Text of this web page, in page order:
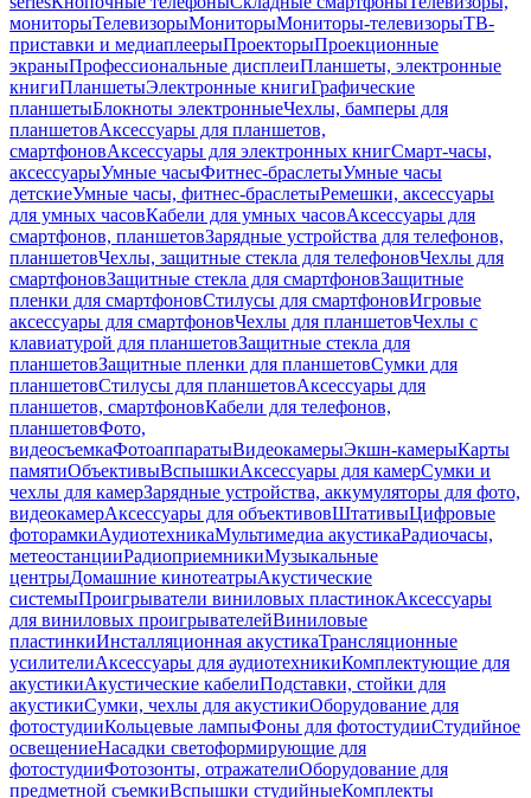
мониторыТелевизорыМониторыМониторы-телевизорыТВ-
приставки и медиаплеерыПроекторыПроекционные
экраныПрофессиональные дисплеиПланшеты, электронные
книгиПланшетыЭлектронные книгиГрафические
планшетыБлокноты электронныеЧехлы, бамперы для
планшетовАксессуары для планшетов,
смартфоновАксессуары для электронных книгСмарт-часы,
аксессуарыУмные часыФитнес-браслетыУмные часы
детскиеУмные часы, фитнес-браслетыРемешки, аксессуары
для умных часовКабели для умных часовАксессуары для
смартфонов, планшетовЗарядные устройства для телефонов,
планшетовЧехлы, защитные стекла для телефоновЧехлы для
смартфоновЗащитные стекла для смартфоновЗащитные
пленки для смартфоновСтилусы для смартфоновИгровые
аксессуары для смартфоновЧехлы для планшетовЧехлы с
клавиатурой для планшетовЗащитные стекла для
планшетовЗащитные пленки для планшетовСумки для
планшетовСтилусы для планшетовАксессуары для
планшетов, смартфоновКабели для телефонов,
планшетовФото,
видеосъемкаФотоаппаратыВидеокамерыЭкшн-камерыКарты
памятиОбъективыВспышкиАксессуары для камерСумки и
чехлы для камерЗарядные устройства, аккумуляторы для фото,
видеокамерАксессуары для объективовШтативыЦифровые
фоторамкиАудиотехникаМультимедиа акустикаРадиочасы,
метеостанцииРадиоприемникиМузыкальные
центрыДомашние кинотеатрыАкустические
системыПроигрыватели виниловых пластинокАксессуары
для виниловых проигрывателейВиниловые
пластинкиИнсталляционная акустикаТрансляционные
усилителиАксессуары для аудиотехникиКомплектующие для
акустикиАкустические кабелиПодставки, стойки для
акустикиСумки, чехлы для акустикиОборудование для
фотостудииКольцевые лампыФоны для фотостудииСтудийное
освещениеНасадки светоформирующие для
фотостудииФотозонты, отражателиОборудование для
предметной съемкиВспышки студийныеКомплекты